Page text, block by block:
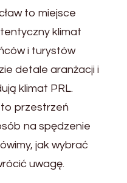
to miejsce
klimat
i turystów
detale aranżacji i
klimat PRL.
to przestrzeń
na spędzenie
jak wybrać
uwagę.